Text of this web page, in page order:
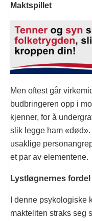
Maktspillet
Men oftest går
budbringeren opp i
kjenner, for å
slik legge ham
usaklige
et par av elementene.
Lystløgnernes fordel
I denne psykologiske
makteliten straks seg